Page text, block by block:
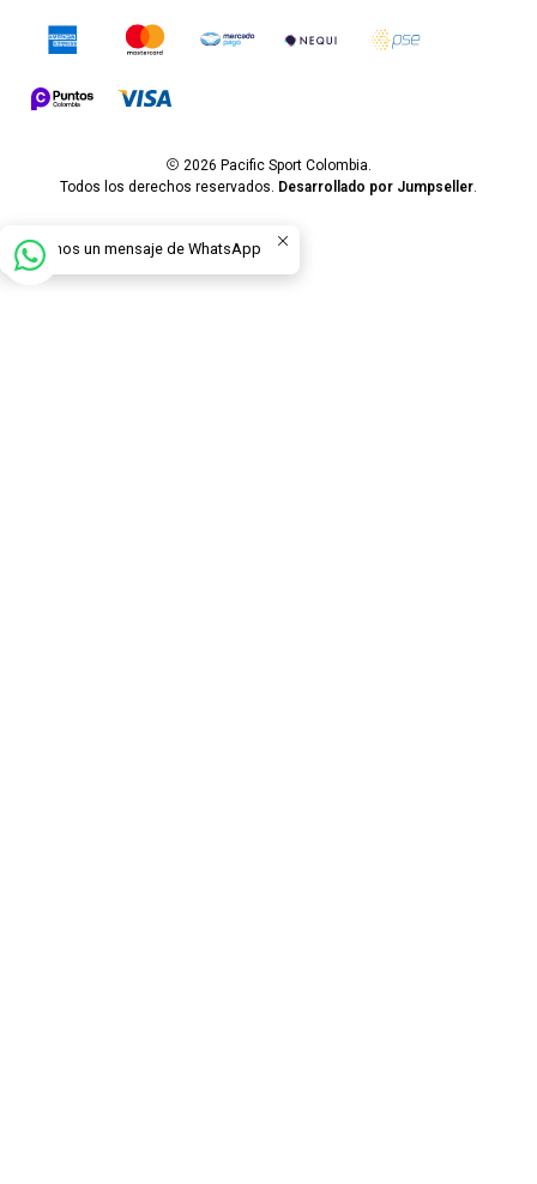
2026 Pacific Sport Colombia.
Todos los derechos reservados. Desarrollado por Jumpseller.
Envíanos un mensaje de WhatsApp